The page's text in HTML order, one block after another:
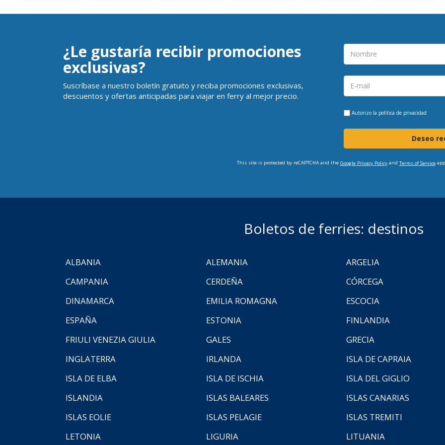
¿Le gustaría recibir promociones
exclusivas?
Suscríbase a nuestro boletín gratuito y reciba promociones exclusivas,
descuentos y ofertas anticipadas para viajar en ferry al mejor precio.
Autorizo la política de privacidad
Deseo
This site is protected by reCAPTCHA and the Google Privacy Policyand Terms of Service
Boletos de ferries: destinos
ALBANIA ALEMANIA ARGELIA
CAMPANIA
CERDEÑA CÓRCEGA
DINAMARCA
EMILIA ROMAGNA ESCOCIA
ESPAÑA
ESTONIA FINLANDIA
FRIULI VENEZIA GIULIA
GALES GRECIA
INGLATERRA
IRLANDA ISLA DE CAPRAIA
ISLA DE ELBA
ISLA DE ISCHIA ISLA DEL GIGLIO
ISLANDIA
ISLAS BALEARES ISLAS CANARIAS
ISLAS EOLIE
ISLAS PELAGIE ISLAS TREMITI
LETONIA
LIGURIA LITUANIA